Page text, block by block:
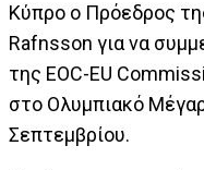
Κύπρο ο Πρόεδρος
Rafnsson για να
της EOC-EU
στο Ολυμπιακό
Σεπτεμβρίου.